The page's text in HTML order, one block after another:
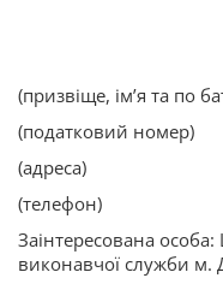
(призвіще, ім’я та по
(податковий номер)
(адреса)
(телефон)
Заінтересована
виконавчої служби м.